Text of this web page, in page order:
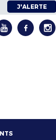
J'ALERTE